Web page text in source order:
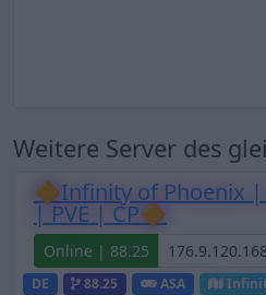
Weitere Server des
🔶Infinity of Phoenix
| PVE | CP🔶
Online | 88.25
DE 88.25 ASA